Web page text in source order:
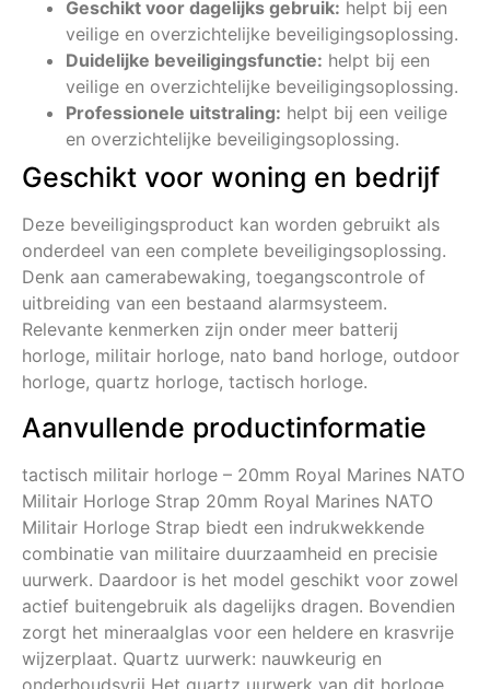
Geschikt voor dagelijks gebruik: helpt bij een
veilige en overzichtelijke beveiligingsoplossing.
Duidelijke beveiligingsfunctie: helpt bij een
veilige en overzichtelijke beveiligingsoplossing.
Professionele uitstraling: helpt bij een veilige
en overzichtelijke beveiligingsoplossing.
Geschikt voor woning en bedrijf
Deze beveiligingsproduct kan worden gebruikt als
onderdeel van een complete beveiligingsoplossing.
Denk aan camerabewaking, toegangscontrole of
uitbreiding van een bestaand alarmsysteem.
Relevante kenmerken zijn onder meer batterij
horloge, militair horloge, nato band horloge, outdoor
horloge, quartz horloge, tactisch horloge.
Aanvullende productinformatie
tactisch militair horloge – 20mm Royal Marines NATO
Militair Horloge Strap 20mm Royal Marines NATO
Militair Horloge Strap biedt een indrukwekkende
combinatie van militaire duurzaamheid en precisie
uurwerk. Daardoor is het model geschikt voor zowel
actief buitengebruik als dagelijks dragen. Bovendien
zorgt het mineraalglas voor een heldere en krasvrije
wijzerplaat. Quartz uurwerk: nauwkeurig en
onderhoudsvrij Het quartz uurwerk van dit horloge